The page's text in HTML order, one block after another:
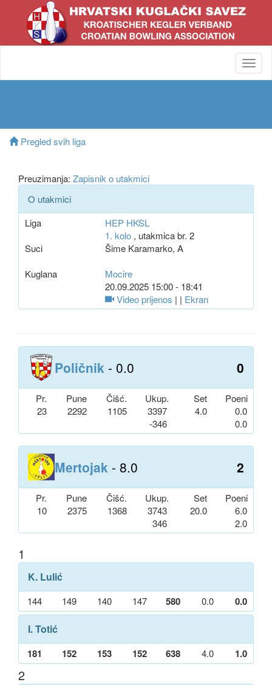
Pregled svih liga
Preuzimanja: Zapisnik o utakmici
O utakmici
Liga
HEP HKSL
1. kolo, utakmica br. 2
Suci
Šime Karamarko, A
Kuglana
Mocire
20.09.2025 15:00 - 18:41
Video prijenos | | Ekran
Poličnik - 0.0 0
Pr. Pune Čišć. Ukup. Set
Poeni
23
2292 1105
3397
-346
4.0
0.0
0.0
Mertojak - 8.0 2
Pr. Pune Čišć. Ukup. Set
Poeni
10
2375 1368
3743
346
20.0
6.0
2.0
1
K. Lulić
144 149 140 147 580 0.0 0.0
I. Totić
181 152 153 152 638 4.0 1.0
2